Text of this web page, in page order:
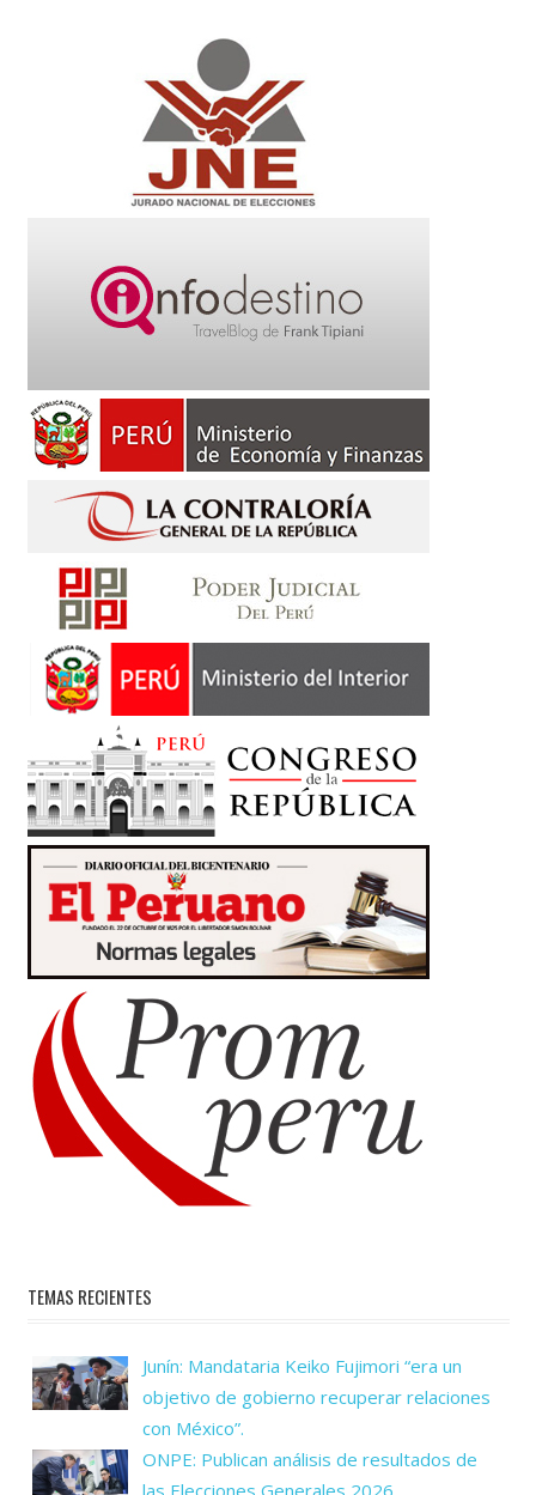
TEMAS RECIENTES
Junín: Mandataria Keiko Fujimori “era un
objetivo de gobierno recuperar relaciones
con México”.
ONPE: Publican análisis de resultados de